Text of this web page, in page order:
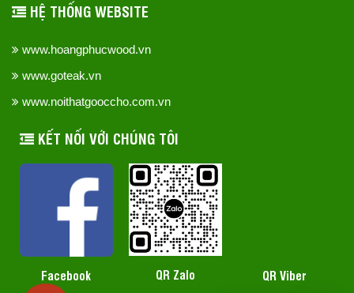
HỆ THỐNG WEBSITE
www.hoangphucwood.vn
www.goteak.vn
www.noithatgooccho.com.vn
KẾT NỐI VỚI CHÚNG TÔI
Facebook QR Zalo QR Viber